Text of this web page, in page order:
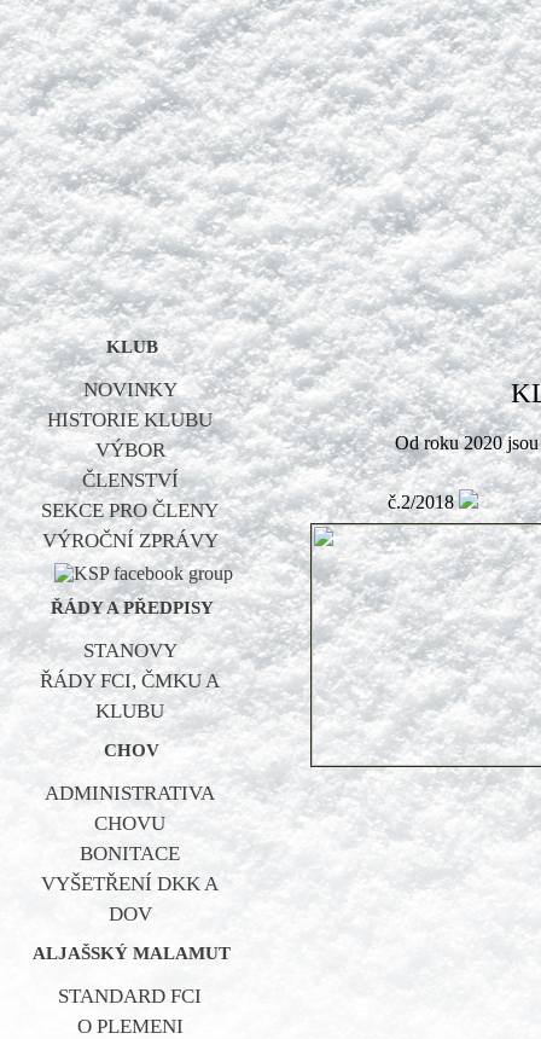
KLUB
NOVINKY
HISTORIE KLUBU
VÝBOR
ČLENSTVÍ
SEKCE PRO ČLENY
VÝROČNÍ ZPRÁVY
ŘÁDY A PŘEDPISY
STANOVY
ŘÁDY FCI, ČMKU A
KLUBU
CHOV
ADMINISTRATIVA
CHOVU
BONITACE
VYŠETŘENÍ DKK A
DOV
ALJAŠSKÝ MALAMUT
STANDARD FCI
O PLEMENI
Od roku 2020
č.2/2018